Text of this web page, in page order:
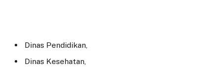
Dinas Pendidikan,
Dinas Kesehatan,